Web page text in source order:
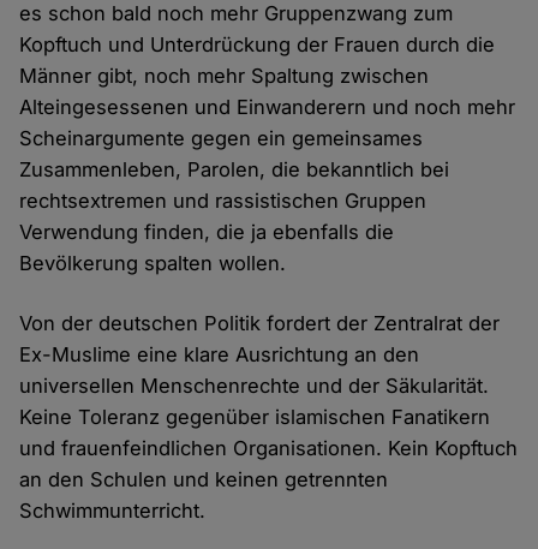
es schon bald noch mehr Gruppenzwang zum
Kopftuch und Unterdrückung der Frauen durch die
Männer gibt, noch mehr Spaltung zwischen
Alteingesessenen und Einwanderern und noch mehr
Scheinargumente gegen ein gemeinsames
Zusammenleben, Parolen, die bekanntlich bei
rechtsextremen und rassistischen Gruppen
Verwendung finden, die ja ebenfalls die
Bevölkerung spalten wollen.
Von der deutschen Politik fordert der Zentralrat der
Ex-Muslime eine klare Ausrichtung an den
universellen Menschenrechte und der Säkularität.
Keine Toleranz gegenüber islamischen Fanatikern
und frauenfeindlichen Organisationen. Kein Kopftuch
an den Schulen und keinen getrennten
Schwimmunterricht.